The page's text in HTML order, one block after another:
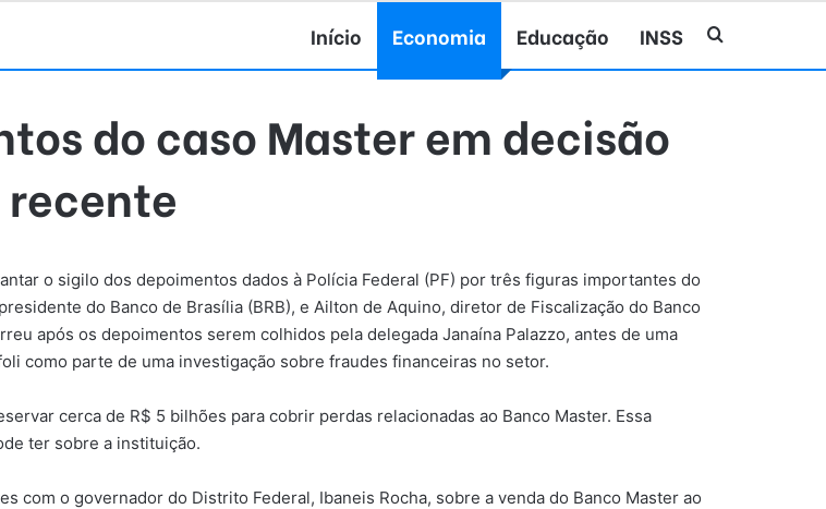
Início Economia Educação INSS Procurar por
do caso Master em decisão
recente
o sigilo dos depoimentos dados à Polícia Federal (PF) por três figuras importantes do
do Banco de Brasília (BRB), e Ailton de Aquino, diretor de Fiscalização do Banco
após os depoimentos serem colhidos pela delegada Janaína Palazzo, antes de uma
como parte de uma investigação sobre fraudes financeiras no setor.
cerca de R$ 5 bilhões para cobrir perdas relacionadas ao Banco Master. Essa
ter sobre a instituição.
com o governador do Distrito Federal, Ibaneis Rocha, sobre a venda do Banco Master ao